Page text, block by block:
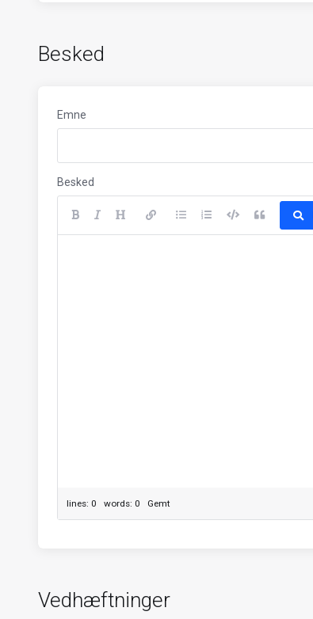
Besked
Emne
Besked
lines: 0 words: 0 Gemt
Vedhæftninger